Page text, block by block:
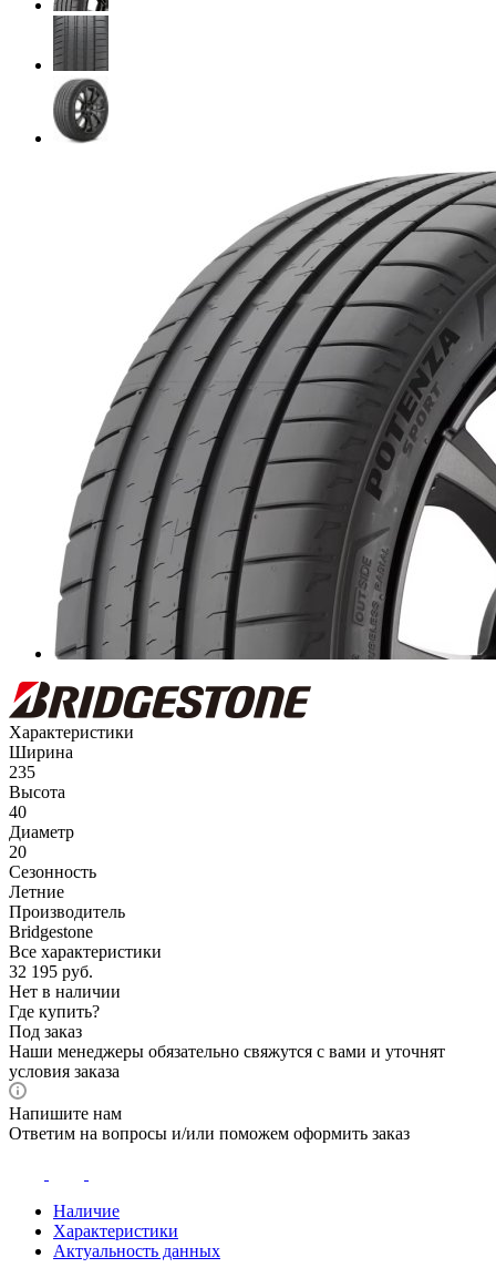
Характеристики
Ширина
235
Высота
40
Диаметр
20
Сезонность
Летние
Производитель
Bridgestone
Все характеристики
32 195 руб.
Нет в наличии
Где купить?
Под заказ
Наши менеджеры обязательно свяжутся с вами и уточнят
условия заказа
Напишите нам
Ответим на вопросы и/или поможем оформить заказ
Наличие
Характеристики
Актуальность данных